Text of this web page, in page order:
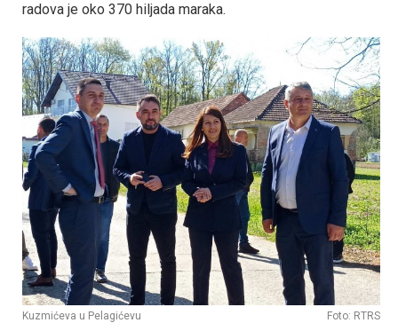
radova je oko 370 hiljada maraka.
Kuzmićeva u Pelagićevu Foto: RTRS